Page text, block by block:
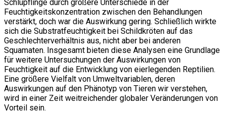
Schlüpflinge durch größere Unterschiede in der
Feuchtigkeitskonzentration zwischen den Behandlungen
verstärkt, doch war die Auswirkung gering. Schließlich wirkte
sich die Substratfeuchtigkeit bei Schildkröten auf das
Geschlechterverhältnis aus, nicht aber bei anderen
Squamaten. Insgesamt bieten diese Analysen eine Grundlage
für weitere Untersuchungen der Auswirkungen von
Feuchtigkeit auf die Entwicklung von eierlegenden Reptilien.
Eine größere Vielfalt von Umweltvariablen, deren
Auswirkungen auf den Phänotyp von Tieren wir verstehen,
wird in einer Zeit weitreichender globaler Veränderungen von
Vorteil sein.